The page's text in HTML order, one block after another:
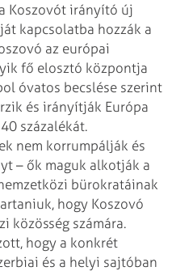
Koszovót irányító új
kapcsolatba hozzák a
az európai
fő elosztó központja
óvatos becslése szerint
és irányítják Európa
százalékát.
nem korrumpálják és
– ők maguk alkotják a
nemzetközi bürokratáinak
hogy Koszovó
közösség számára.
hogy a konkrét
és a helyi sajtóban